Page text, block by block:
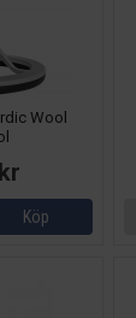
Wool
Köp